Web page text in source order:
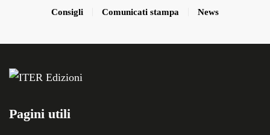
Consigli Comunicati stampa News
Pagini utili